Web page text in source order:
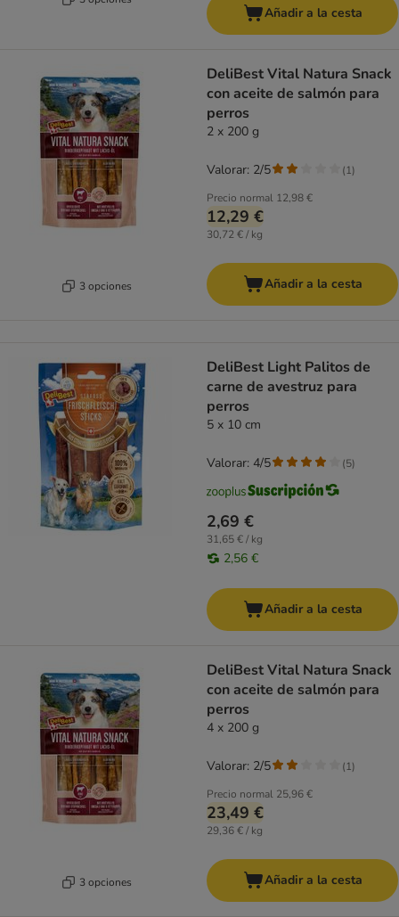
Añadir a la cesta
3 opciones
DeliBest Vital Natura Snack
con aceite de salmón para
perros
2 x 200 g
Precio normal 12,98 €
12,29 €
30,72 € / kg
Valorar: 2/5 (1)
Añadir a la cesta
DeliBest Light Palitos de
carne de avestruz para
perros
5 x 10 cm
2,69 €
31,65 € / kg
2,56 €
Valorar: 4/5 (5)
Añadir a la cesta
3 opciones
DeliBest Vital Natura Snack
con aceite de salmón para
perros
4 x 200 g
Precio normal 25,96 €
23,49 €
29,36 € / kg
Valorar: 2/5 (1)
Añadir a la cesta